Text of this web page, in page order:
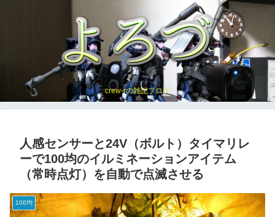
crew-rの雑記ブログ
人感センサーと24V（ボルト）タイマリレ
ーで100均のイルミネーションアイテム
（常時点灯）を自動で点滅させる
100均